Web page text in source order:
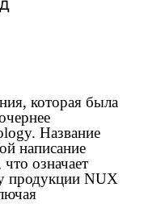
которая была
Название
написание
означает
продукции NUX